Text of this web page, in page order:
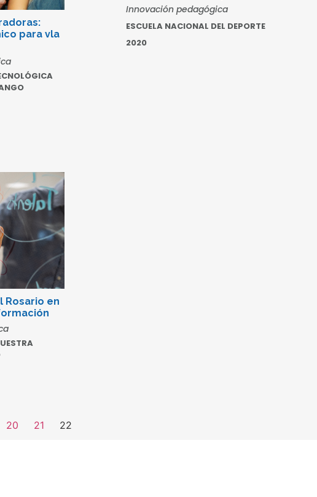
para vla
Innovación pedagógica
ESCUELA NACIONAL DEL DEPORTE
2020
Rosario en
20 21 22